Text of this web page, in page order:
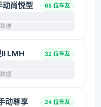
尚悦型 68 位车友
据
LMH 32 位车友
据
动尊享
24 位车友